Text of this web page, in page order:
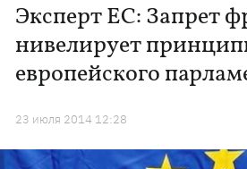
Эксперт ЕС: Запрет
нивелирует
европейского
23 июля 2014 12:28